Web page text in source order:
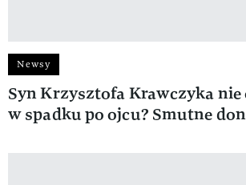
Newsy
Syn Krzysztofa Krawczyka
w spadku po ojcu? Smutne